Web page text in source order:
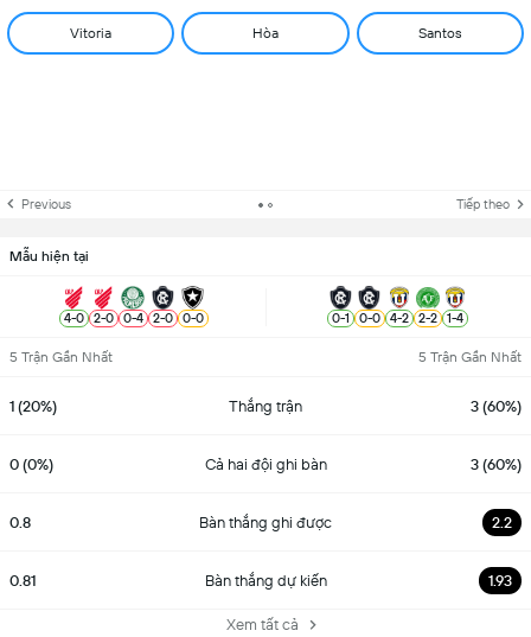
Vitoria Hòa Santos
Previous Tiếp theo
Mẫu hiện tại
4-0 2-0 0-4 2-0 0-0 0-1 0-0 4-2 2-2 1-4
5 Trận Gần Nhất 5 Trận Gần Nhất
1 (20%) Thắng trận 3 (60%)
0 (0%) Cả hai đội ghi bàn 3 (60%)
0.8 Bàn thắng ghi được 2.2
0.81 Bàn thắng dự kiến 1.93
Xem tất cả